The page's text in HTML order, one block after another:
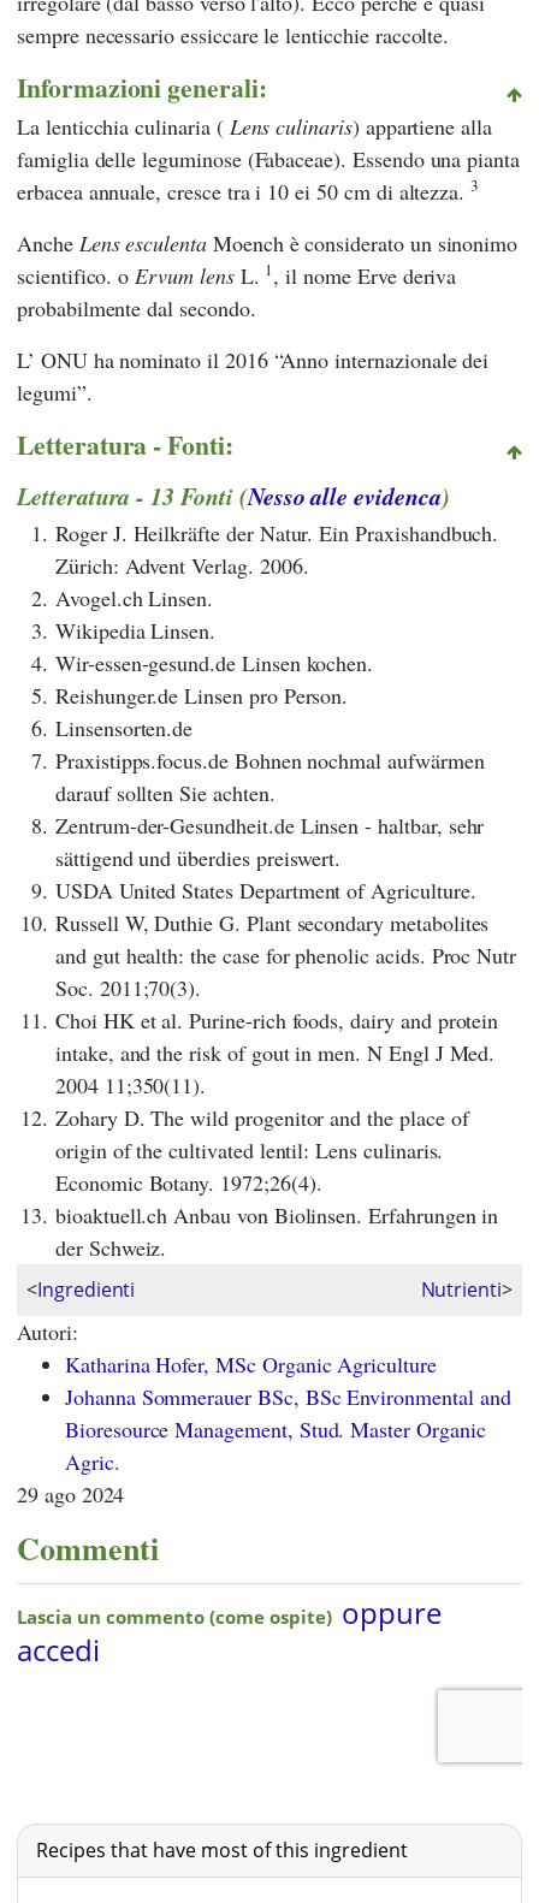
sempre necessario essiccare le lenticchie raccolte.
Informazioni generali:
La lenticchia culinaria ( Lens culinaris) appartiene alla
famiglia delle leguminose (Fabaceae). Essendo una pianta
erbacea annuale, cresce tra i 10 ei 50 cm di altezza.3
Anche Lens esculentaMoench è considerato un sinonimo
scientifico. o Ervum lensL. 1, il nome Erve deriva
probabilmente dal secondo.
L’ ONUha nominato il 2016 “Anno internazionale dei
legumi”.
Letteratura - Fonti:
Letteratura - 13 Fonti (Nesso alle evidenca)
1. Roger J. Heilkräfte der Natur. Ein Praxishandbuch.
Zürich: Advent Verlag. 2006.
2. Avogel.ch Linsen.
3. Wikipedia Linsen.
4. Wir-essen-gesund.de Linsen kochen.
5. Reishunger.de Linsen pro Person.
6. Linsensorten.de
7. Praxistipps.focus.de Bohnen nochmal aufwärmen
darauf sollten Sie achten.
8. Zentrum-der-Gesundheit.de Linsen - haltbar, sehr
sättigend und überdies preiswert.
9. USDA United States Department of Agriculture.
10. Russell W, Duthie G. Plant secondary metabolites
and gut health: the case for phenolic acids. Proc Nutr
Soc. 2011;70(3).
11. Choi HK et al. Purine-rich foods, dairy and protein
intake, and the risk of gout in men. N Engl J Med.
2004 11;350(11).
12. Zohary D. The wild progenitor and the place of
origin of the cultivated lentil: Lens culinaris.
Economic Botany. 1972;26(4).
13. bioaktuell.ch Anbau von Biolinsen. Erfahrungen in
der Schweiz.
<Ingredienti Nutrienti>
Autori:
Katharina Hofer, MSc Organic Agriculture
Johanna Sommerauer BSc, BSc Environmental and
Bioresource Management, Stud. Master Organic
Agric.
29 ago 2024
Commenti
Recipes that have most of this ingredient